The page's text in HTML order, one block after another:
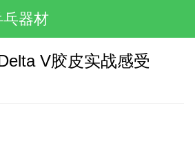
乓器材
V胶皮实战感受